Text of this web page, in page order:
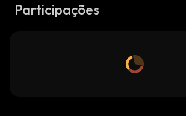
Participações